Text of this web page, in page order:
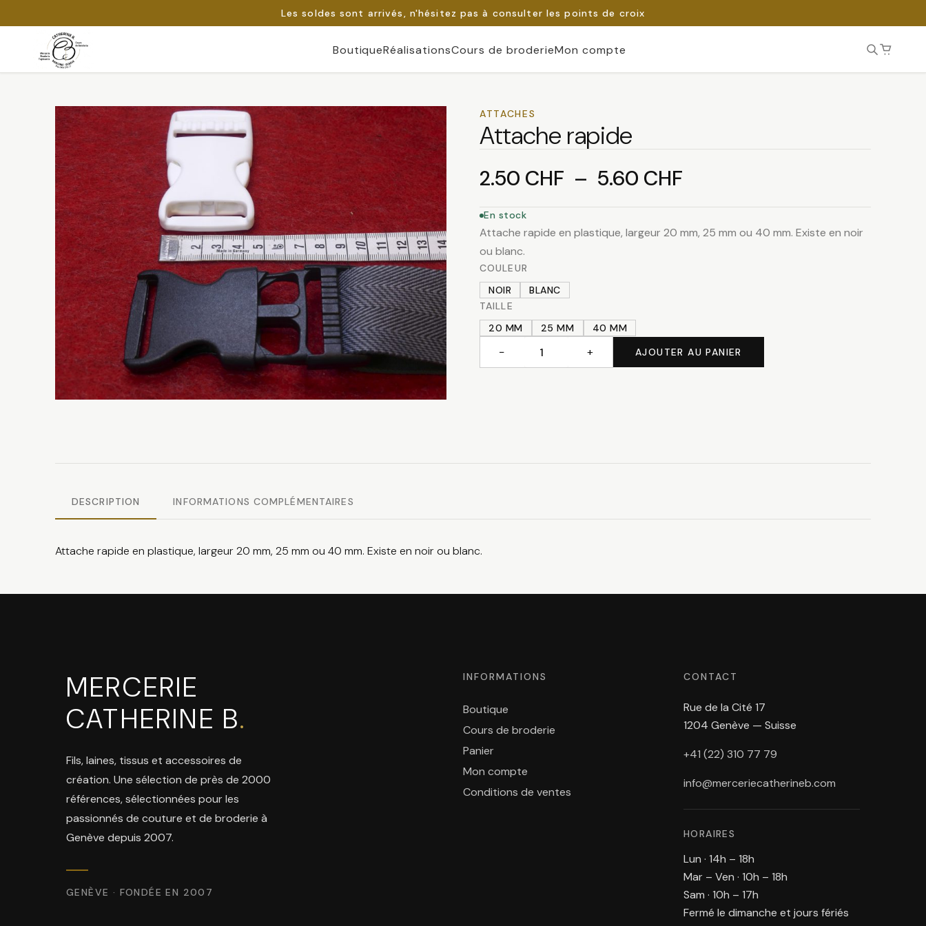
Les soldes sont arrivés, n'hésitez pas à consulter les points de croix
Passer
BoutiqueRéalisationsCours de broderieMon compte
ATTACHES
Attache rapide
2.50 CHF – 5.60 CHF
de
5.60 CHF
En stock
Attache rapide en plastique, largeur 20 mm, 25 mm ou 40 mm. Existe en noir
ou blanc.
COULEUR
NOIR
BLANC
TAILLE
20 MM
25 MM 40 MM
− + AJOUTER AU PANIER
DESCRIPTION INFORMATIONS COMPLÉMENTAIRES
Attache rapide en plastique, largeur 20 mm, 25 mm ou 40 mm. Existe en noir ou blanc.
MERCERIE
CATHERINE B.
Fils, laines, tissus et accessoires de
création. Une sélection de près de 2000
références, sélectionnées pour les
passionnés de couture et de broderie à
Genève depuis 2007.
GENÈVE · FONDÉE EN 2007
INFORMATIONS
Boutique
Cours de broderie
Panier
Mon compte
Conditions de ventes
CONTACT
Rue de la Cité 17
1204 Genève — Suisse
+41 (22) 310 77 79
info@merceriecatherineb.com
HORAIRES
Lun · 14h – 18h
Mar – Ven · 10h – 18h
Sam · 10h – 17h
Fermé le dimanche et jours fériés